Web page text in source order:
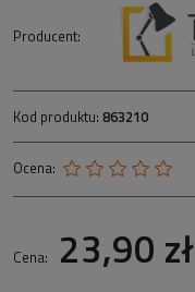
Producent:
Kod produktu: 863210
Ocena:
Cena: 23,90 zł